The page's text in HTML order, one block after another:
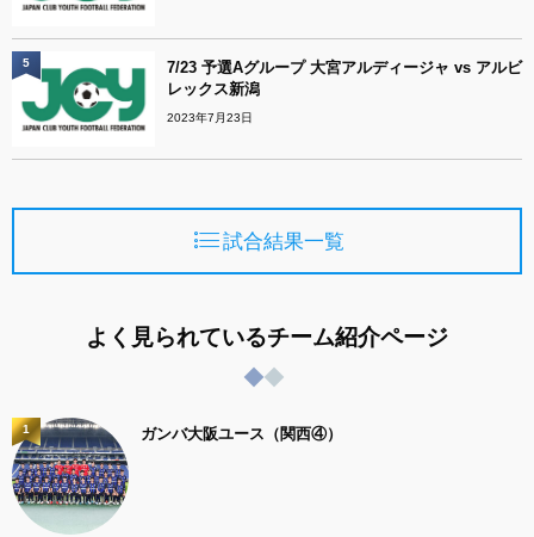
7/23 予選Aグループ 大宮アルディージャ vs アルビ
レックス新潟
2023年7月23日
5
試合結果一覧
よく見られているチーム紹介ページ
ガンバ大阪ユース（関西④）
1